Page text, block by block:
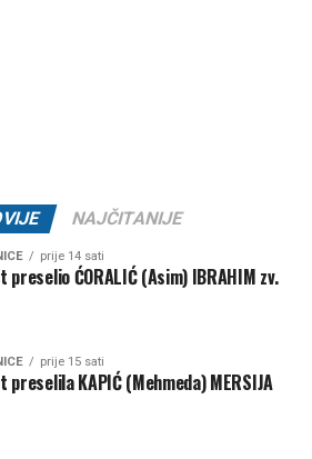
NAJČITANIJE
prije 14 sati
preselio ĆORALIĆ (Asim) IBRAHIM zv.
prije 15 sati
preselila KAPIĆ (Mehmeda) MERSIJA